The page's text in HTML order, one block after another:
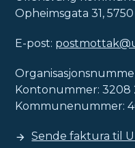
Opheimsgata 31,
E-post:
Kontonummer: 3208
Kommunenummer:
Sende faktura til